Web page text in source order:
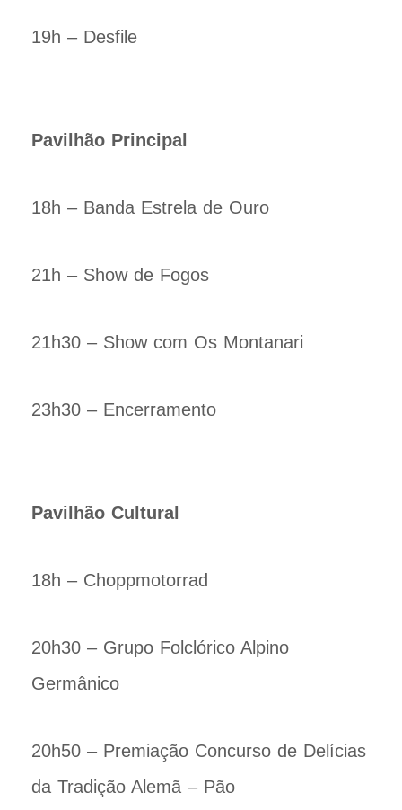
19h – Desfile
Pavilhão Principal
18h – Banda Estrela de Ouro
21h – Show de Fogos
21h30 – Show com Os Montanari
23h30 – Encerramento
Pavilhão Cultural
18h – Choppmotorrad
20h30 – Grupo Folclórico Alpino
Germânico
20h50 – Premiação Concurso de Delícias
da Tradição Alemã – Pão